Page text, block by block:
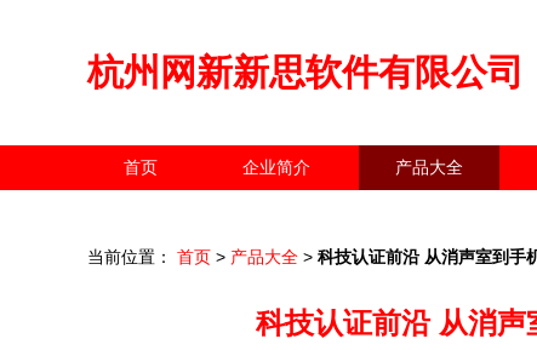
杭州网新新思软件有限公司
首页 企业简介 产品大全
当前位置： 首页 > 产品大全 > 科技认证前沿 从消声室到
科技认证前沿 从消